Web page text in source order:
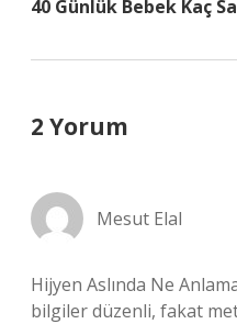
40 Günlük Bebek Kaç
2 Yorum
Mesut Elal
Hijyen Aslında Ne
bilgiler düzenli, fakat